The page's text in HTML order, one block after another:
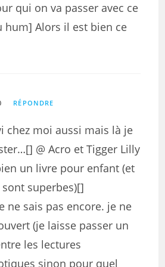
qui on va passer avec ce
hum] Alors il est bien ce
RÉPONDRE
chez moi aussi mais là je
@ Acro et Tigger Lilly
un livre pour enfant (et
superbes)[]
ne sais pas encore. je ne
(je laisse passer un
les lectures
sinon pour quel